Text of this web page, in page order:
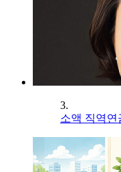
3.
소액 직역연